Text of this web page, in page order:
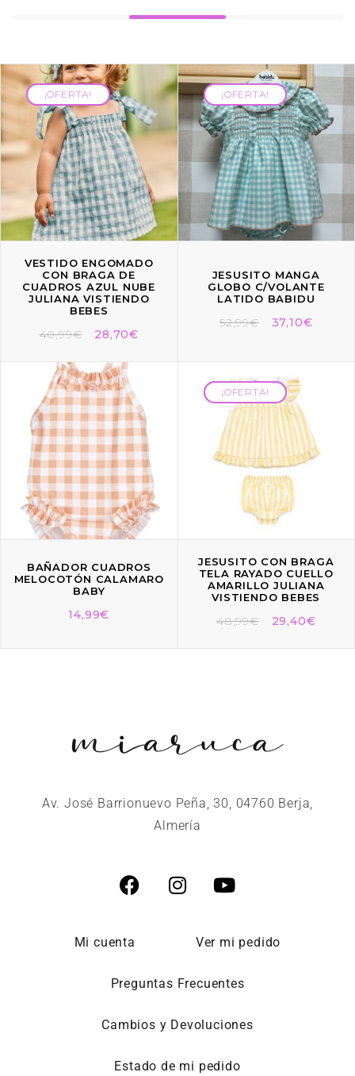
¡OFERTA!
¡OFERTA!
VESTIDO ENGOMADO
CON BRAGA DE
CUADROS AZUL NUBE
JULIANA VISTIENDO
BEBES
40,99€ 28,70€
¡OFERTA!
¡OFERTA!
JESUSITO MANGA
GLOBO C/VOLANTE
LATIDO BABIDU
52,99€ 37,10€
BAÑADOR CUADROS
MELOCOTÓN CALAMARO
BABY
14,99€
¡OFERTA!
¡OFERTA!
JESUSITO CON BRAGA
TELA RAYADO CUELLO
AMARILLO JULIANA
VISTIENDO BEBES
48,99€ 29,40€
Av. José Barrionuevo Peña, 30, 04760 Berja,
Almería
Mi cuenta Ver mi pedido
Preguntas Frecuentes
Cambios y Devoluciones
Estado de mi pedido